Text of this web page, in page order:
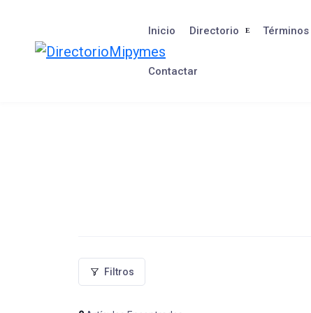
contenido
Inicio Directorio
Contactar
Filtros